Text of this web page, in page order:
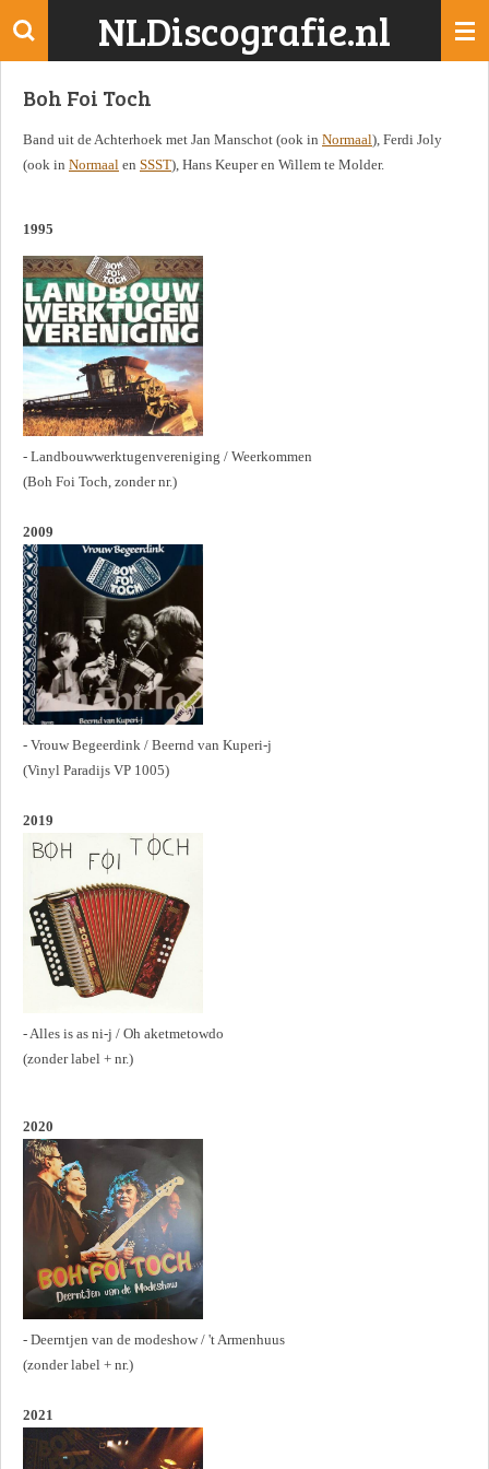
Ga
de
NLDiscografie.nl
Boh Foi Toch
Band uit de Achterhoek met Jan Manschot (ook in Normaal), Ferdi Joly
(ook in Normaal en SSST), Hans Keuper en Willem te Molder.
1995
- Landbouwwerktugenvereniging / Weerkommen
(Boh Foi Toch, zonder nr.)
2009
- Vrouw Begeerdink / Beernd van Kuperi-j
(Vinyl Paradijs VP 1005)
2019
- Alles is as ni-j / Oh aketmetowdo
(zonder label + nr.)
2020
- Deerntjen van de modeshow / 't Armenhuus
(zonder label + nr.)
2021